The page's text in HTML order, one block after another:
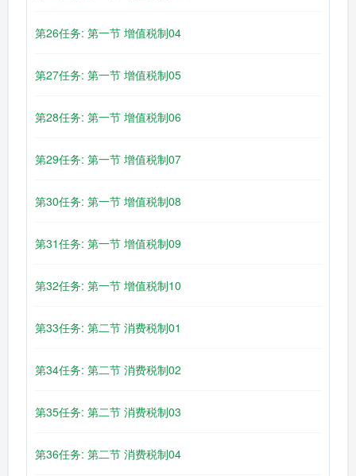
第26任务: 第一节 增值税制04
第27任务: 第一节 增值税制05
第28任务: 第一节 增值税制06
第29任务: 第一节 增值税制07
第30任务: 第一节 增值税制08
第31任务: 第一节 增值税制09
第32任务: 第一节 增值税制10
第33任务: 第二节 消费税制01
第34任务: 第二节 消费税制02
第35任务: 第二节 消费税制03
第36任务: 第二节 消费税制04